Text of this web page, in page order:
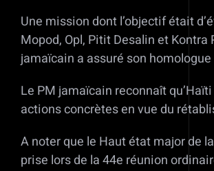
Une mission dont l’objectif était
Mopod, Opl, Pitit Desalin et
jamaïcain a assuré son
Le PM jamaïcain reconnaît
actions concrètes en vue du
A noter que le Haut état major de
prise lors de la 44e réunion